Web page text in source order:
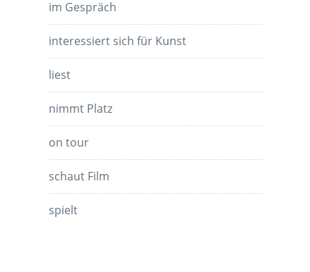
im Gespräch
interessiert sich für Kunst
liest
nimmt Platz
on tour
schaut Film
spielt